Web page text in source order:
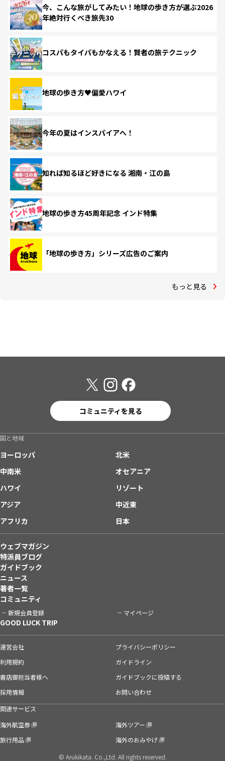
今、こんな旅がしてみたい！地球の歩き方が選ぶ2026
年絶対行くべき旅先30
コスパもタイパもかなえる！賢者の旅テクニック
地球の歩き方♥偏愛ハワイ
今年の夏はインスパイアへ！
知れば知るほど好きになる 湘南・江の島
地球の歩き方45周年記念 インド特集
「地球の歩き方」シリーズ広告のご案内
もっと見る
コミュニティを見る
国と地域
ヨーロッパ
北米
中南米
オセアニア
ハワイ
リゾート
アジア
中近東
アフリカ
日本
ウェブマガジン
特派員ブログ
ガイドブック
ニュース
著者一覧
コミュニティ
新規会員登録 マイページ
GOOD LUCK TRIP
運営会社
プライバシーポリシー
利用規約
ガイドライン
書店御担当者様へ
ガイドブックに投稿する
採用情報
お問い合わせ
関連サービス
海外航空券
海外ツアー
旅行用品
海外のおみやげ
© Arukikata. Co.,Ltd. All rights reserved.